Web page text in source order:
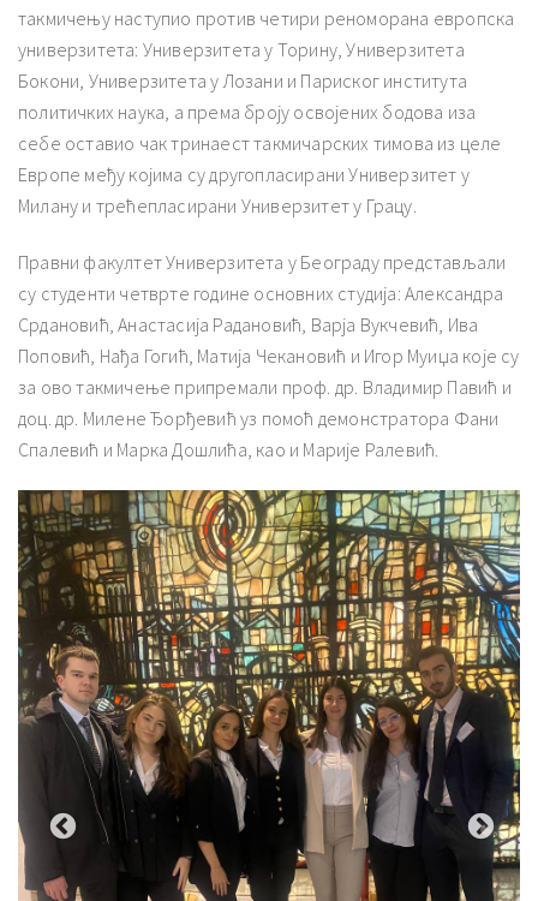
такмичењу наступио против четири реноморана европска
универзитета: Универзитета у Торину, Универзитета
Бокони, Универзитета у Лозани и Париског института
политичких наука, а према броју освојених бодова иза
себе оставио чак тринаест такмичарских тимова из целе
Европе међу којима су другопласирани Универзитет у
Милану и трећепласирани Универзитет у Грацу.
Правни факултет Универзитета у Београду представљали
су студенти четврте године основних студија: Александра
Срдановић, Анастасија Радановић, Варја Вукчевић, Ива
Поповић, Нађа Гогић, Матија Чекановић и Игор Муиџа које су
за ово такмичење припремали проф. др. Владимир Павић и
доц. др. Милене Ђорђевић уз помоћ демонстратора Фани
Спалевић и Марка Дошлића, као и Марије Ралевић.